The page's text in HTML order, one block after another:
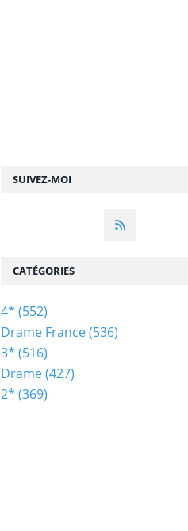
SUIVEZ-MOI
CATÉGORIES
4* (552)
Drame France(536)
3* (516)
Drame(427)
2* (369)